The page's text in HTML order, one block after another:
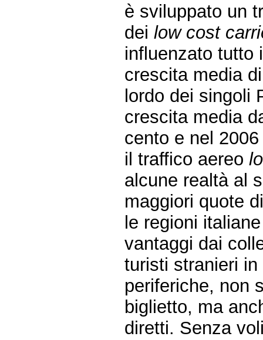
è sviluppato un
deilow cost
influenzato tutto
crescita media
lordo dei singoli
crescita media
cento e nel
il traffico aereo
alcune realtà al
maggiori quote
le regioni
vantaggi dai
turisti stranieri
periferiche, non
biglietto, ma
diretti. Senza